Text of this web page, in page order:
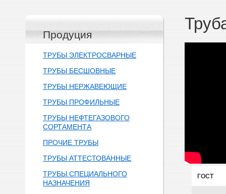
Продуция
ТРУБЫ ЭЛЕКТРОСВАРНЫЕ
ТРУБЫ БЕСШОВНЫЕ
ТРУБЫ НЕРЖАВЕЮЩИЕ
ТРУБЫ ПРОФИЛЬНЫЕ
ТРУБЫ НЕФТЕГАЗОВОГО
СОРТАМЕНТА
ПРОЧИЕ ТРУБЫ
ТРУБЫ АТТЕСТОВАННЫЕ
ТРУБЫ СПЕЦИАЛЬНОГО
НАЗНАЧЕНИЯ
ГОСТ